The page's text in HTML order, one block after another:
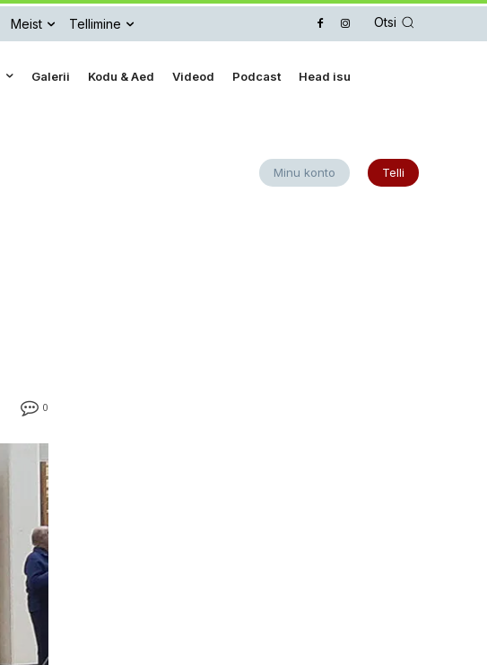
Meist Tellimine Otsi
Galerii Kodu & Aed Videod Podcast Head isu
Minu konto Telli
0